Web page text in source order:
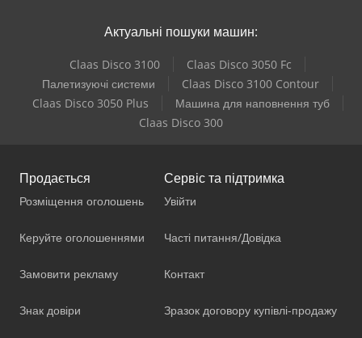
Актуальні пошуки машин:
Claas Disco 3100
Claas Disco 3050 Fc
Палетизуючі системи
Claas Disco 3100 Contour
Claas Disco 3050 Plus
Машина для наповнення туб
Claas Disco 300
Продається
Розміщення оголошень
Керуйте оголошеннями
Замовити рекламу
Знак довіри
Сервіс та підтримка
Увійти
Часті питання/Довідка
Контакт
Зразок договору купівлі-продажу